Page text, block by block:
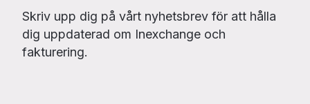
Skriv upp dig på vårt nyhetsbrev för att hålla
dig uppdaterad om Inexchange och
fakturering.